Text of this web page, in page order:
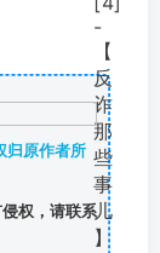
归原作者所
权，请联系